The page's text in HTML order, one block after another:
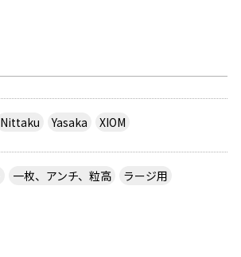
Nittaku Yasaka
XIOM
一枚、アンチ、粒高 ラージ用